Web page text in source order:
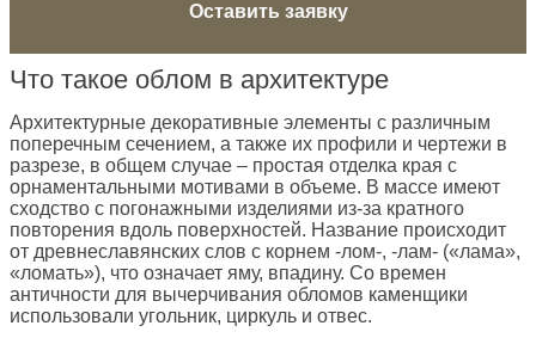
Оставить заявку
Что такое облом в архитектуре
Архитектурные декоративные элементы с различным
поперечным сечением, а также их профили и чертежи в
разрезе, в общем случае – простая отделка края с
орнаментальными мотивами в объеме. В массе имеют
сходство с погонажными изделиями из-за кратного
повторения вдоль поверхностей. Название происходит
от древнеславянских слов с корнем -лом-, -лам- («лама»,
«ломать»), что означает яму, впадину. Со времен
античности для вычерчивания обломов каменщики
использовали угольник, циркуль и отвес.